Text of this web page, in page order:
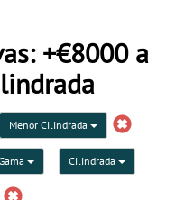
+€8000 a
Menor Cilindrada
Cilindrada